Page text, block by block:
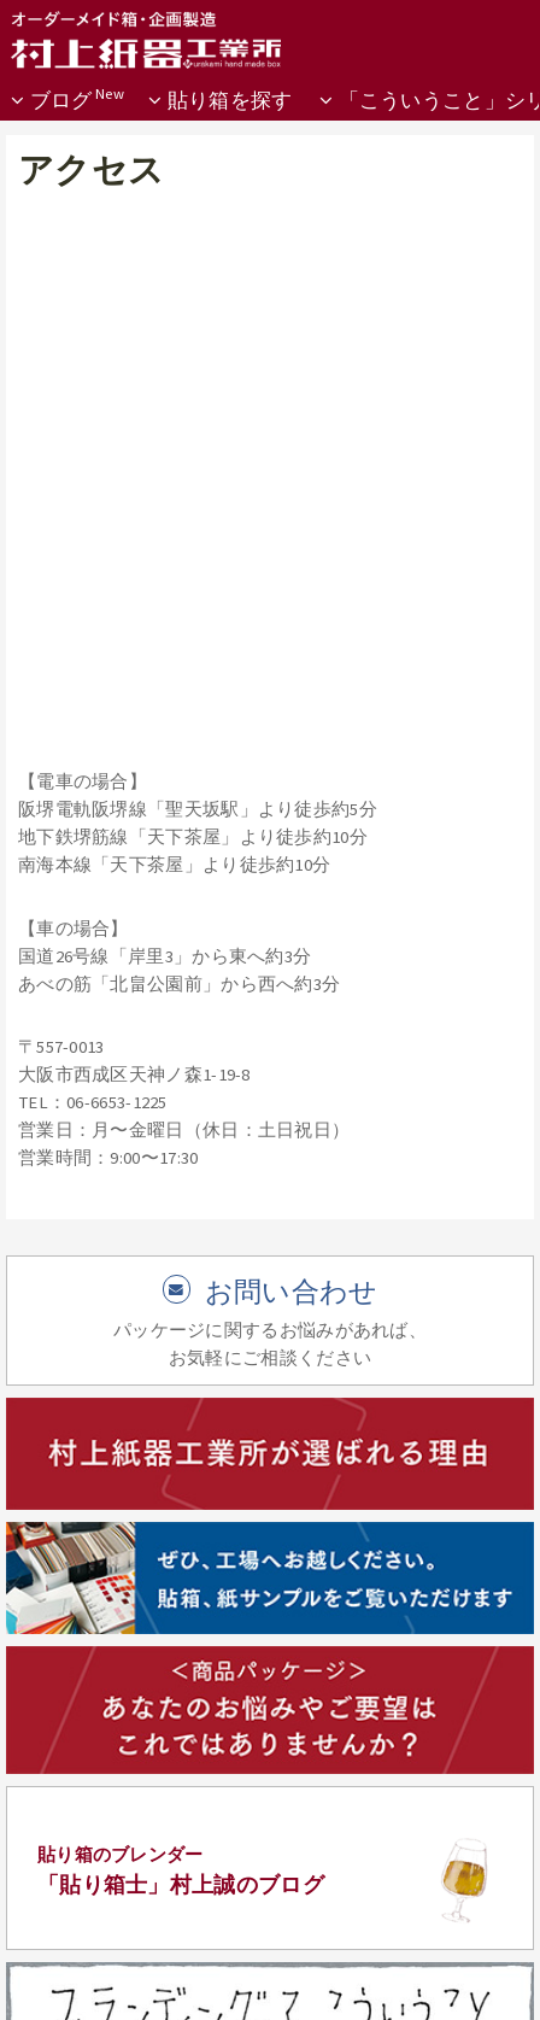
貼り箱を探す 「こういうこと」シ
ブログ
アクセス
【電車の場合】
阪堺電軌阪堺線「聖天坂駅」より徒歩約5分
地下鉄堺筋線「天下茶屋」より徒歩約10分
南海本線「天下茶屋」より徒歩約10分
【車の場合】
国道26号線「岸里3」から東へ約3分
あべの筋「北畠公園前」から西へ約3分
〒557-0013
大阪市西成区天神ノ森1-19-8
TEL：06-6653-1225
営業日：月〜金曜日（休日：土日祝日）
営業時間：9:00〜17:30
お問い合わせ
パッケージに関するお悩みがあれば、
お気軽にご相談ください
貼り箱のブレンダー
「貼り箱士」村上誠のブログ